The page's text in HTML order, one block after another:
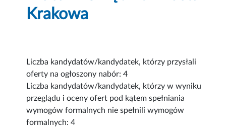
Krakowa
Liczba kandydatów/kandydatek, którzy przysłali
oferty na ogłoszony nabór: 4
Liczba kandydatów/kandydatek, którzy w wyniku
przeglądu i oceny ofert pod kątem spełniania
wymogów formalnych nie spełnili wymogów
formalnych: 4